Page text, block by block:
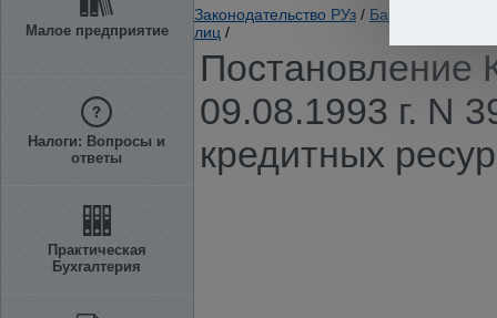
Малое предприятие
Налоги: Вопросы и
ответы
Практическая
Бухгалтерия
Законодательство РУз / Банки.
лиц /
Постановление
09.08.1993 г. N
кредитных